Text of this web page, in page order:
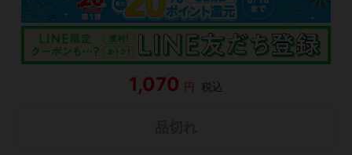
1,070 円 税込